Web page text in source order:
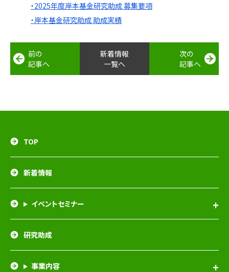
・2025年度岸本基金研究助成 募集要項
・岸本基金研究助成 助成実績
前の
記事へ
新着情報
一覧へ
次の
記事へ
TOP
新着情報
イベントセミナー
研究助成
事業内容